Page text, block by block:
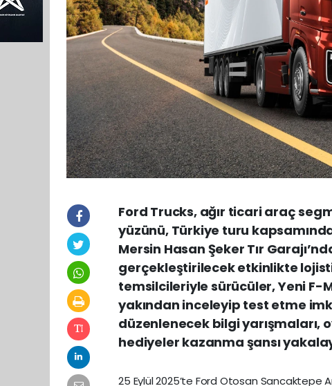
Ford Trucks, ağır ticari araç
yüzünü, Türkiye turu
Mersin Hasan Şeker Tır
gerçekleştirilecek etkinlikte
temsilcileriyle sürücüler, Yeni F-
yakından inceleyip test etme
düzenlenecek bilgi
hediyeler kazanma şansı
25 Eylül 2025’te Ford Otosan Sancaktepe